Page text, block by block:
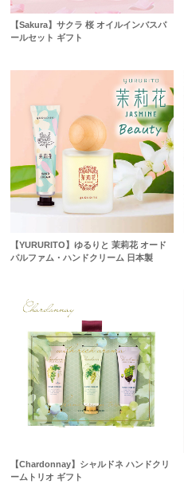
【Sakura】サクラ 桜 オイルインバスパ
ールセット ギフト
【YURURITO】ゆるりと 茉莉花 オード
パルファム・ハンドクリーム 日本製
【Chardonnay】シャルドネ ハンドクリ
ームトリオ ギフト